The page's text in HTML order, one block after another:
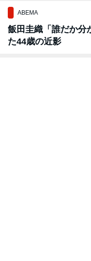
ABEMA
飯田圭織「誰だか分
た44歳の近影